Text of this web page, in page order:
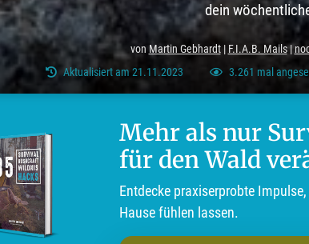
dein
von Martin Gebhardt| F.I.A.B. Mails|
Aktualisiert am 21.11.2023 3.261 mal
Mehr als nur
für den Wald
Entdecke praxiserprobte
Hause fühlen lassen.